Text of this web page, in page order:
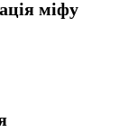
міфу